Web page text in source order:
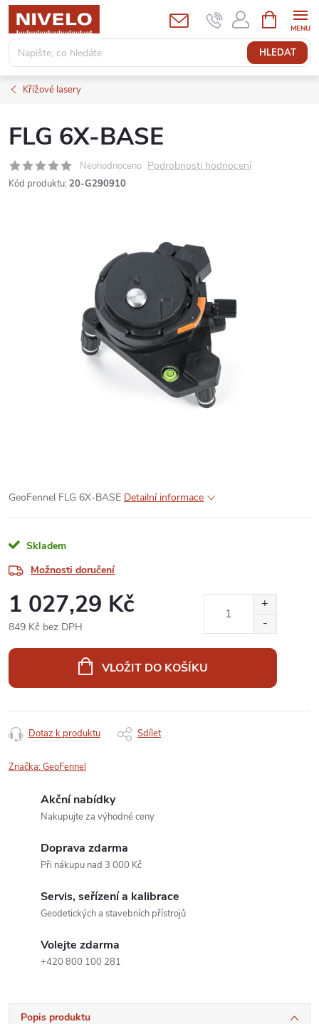
Přejít
obsah
HLEDAT
NÁKUPNÍ
KOŠÍK
Křížové lasery
FLG 6X-BASE
Neohodnoceno Podrobnosti hodnocení
Kód produktu: 20-G290910
GeoFennel FLG 6X-BASE Detailní informace
Skladem
Možnosti doručení
1 027,29 Kč
849 Kč bez DPH
VLOŽIT DO KOŠÍKU
Dotaz k produktu Sdílet
Značka:GeoFennel
Akční nabídky
Nakupujte za výhodné ceny
Doprava zdarma
Při nákupu nad 3 000 Kč
Servis, seřízení a kalibrace
Geodetických a stavebních přístrojů
Volejte zdarma
+420 800 100 281
Popis produktu